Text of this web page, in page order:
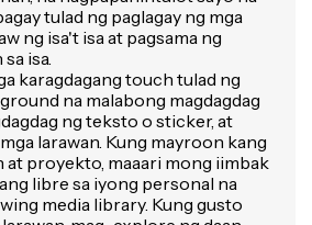
tulad ng paglagay ng mga
ng isa't isa at pagsama ng
isa.
karagdagang touch tulad ng
na malabong magdagdag
ng teksto o sticker, at
larawan. Kung mayroon kang
at proyekto, maaari mong iimbak
libre sa iyong personal na
media library. Kung gusto